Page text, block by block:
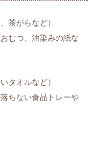
茶がらなど）
むつ、油染みの紙な
タオルなど）
ちない食品トレーや